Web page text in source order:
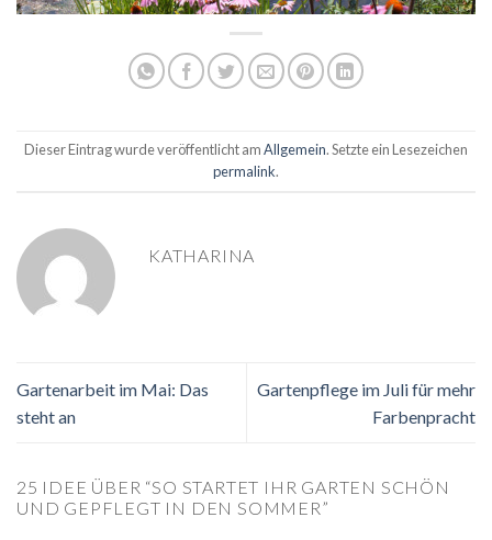
Dieser Eintrag wurde veröffentlicht amAllgemein. Setzte ein Lesezeichen
permalink.
KATHARINA
Gartenarbeit im Mai: Das
steht an
Gartenpflege im Juli für mehr
Farbenpracht
25 IDEE ÜBER “SO STARTET IHR GARTEN SCHÖN
UND GEPFLEGT IN DEN SOMMER”